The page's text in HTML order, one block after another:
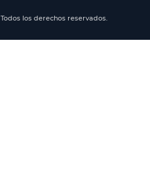
los derechos reservados.